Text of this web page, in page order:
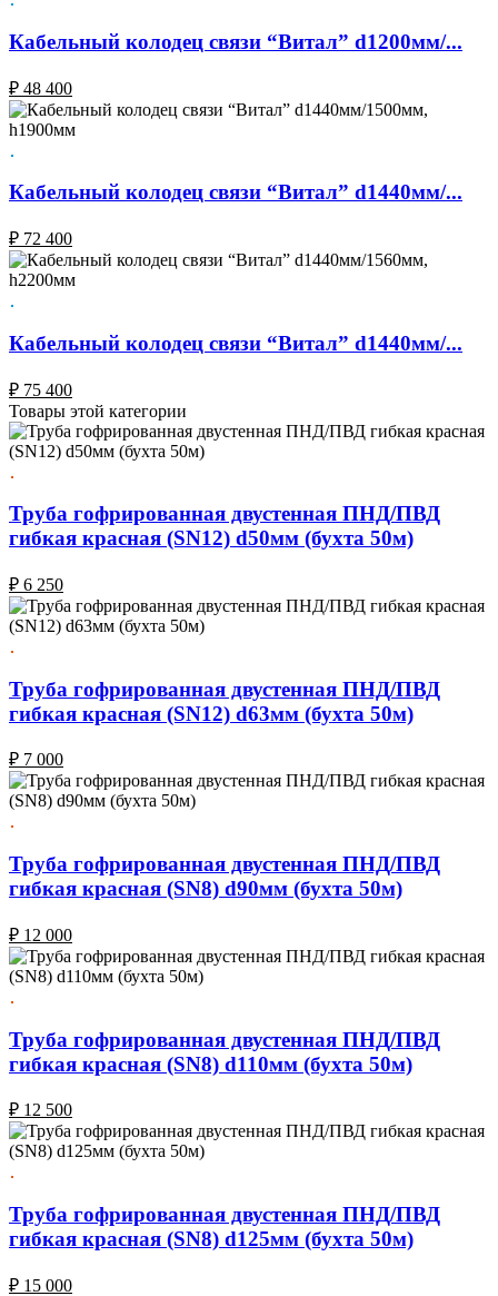
Кабельный колодец связи “Витал” d1200мм/...
₽ 48 400
Кабельный колодец связи “Витал” d1440мм/...
₽ 72 400
Кабельный колодец связи “Витал” d1440мм/...
₽ 75 400
Товары этой категории
Труба гофрированная двустенная ПНД/ПВД
гибкая красная (SN12) d50мм (бухта 50м)
₽ 6 250
Труба гофрированная двустенная ПНД/ПВД
гибкая красная (SN12) d63мм (бухта 50м)
₽ 7 000
Труба гофрированная двустенная ПНД/ПВД
гибкая красная (SN8) d90мм (бухта 50м)
₽ 12 000
Труба гофрированная двустенная ПНД/ПВД
гибкая красная (SN8) d110мм (бухта 50м)
₽ 12 500
Труба гофрированная двустенная ПНД/ПВД
гибкая красная (SN8) d125мм (бухта 50м)
₽ 15 000